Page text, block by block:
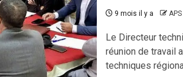
9 mois il y a APS
Le Directeur
réunion de travail
techniques